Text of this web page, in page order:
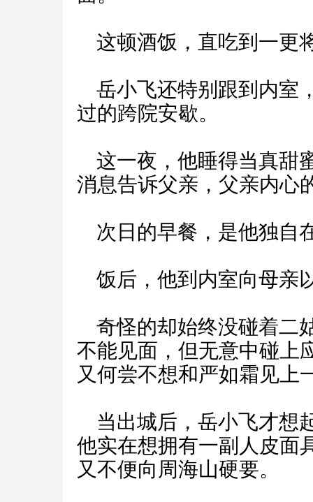
这顿酒饭，直吃到一更
岳小飞还特别跟到内室
过的跨院安歇。
这一夜，他睡得当真甜
消息告诉父亲，父亲内心
次日的早餐，是他独自
饭后，他到内室向母亲
奇怪的却始终没碰着二
不能见面，但无意中碰上
又何尝不想和严如霜见上
当出城后，岳小飞才想
他实在想拥有一副人皮面
又不便向周海山硬要。